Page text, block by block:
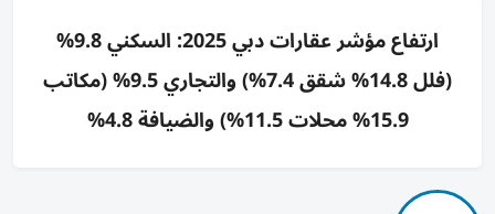
ارتفاع مؤشر عقارات دبي 2025: السكني 9.8%
(فلل 14.8% شقق 7.4%) والتجاري 9.5% (مكاتب
15.9% محلات 11.5%) والضيافة 4.8%